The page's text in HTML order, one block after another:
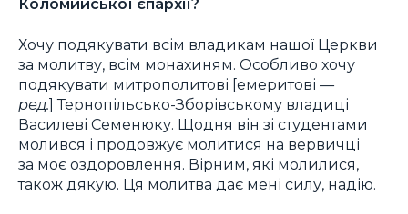
Коломийської єпархії?
Хочу подякувати всім владикам нашої Церкви
за молитву, всім монахиням. Особливо хочу
подякувати митрополитові [емеритові —
ред.] Тернопільсько-Зборівському владиці
Василеві Семенюку. Щодня він зі студентами
молився і продовжує молитися на вервичці
за моє оздоровлення. Вірним, які молилися,
також дякую. Ця молитва дає мені силу, надію.